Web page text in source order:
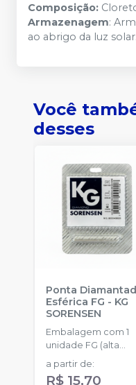
Composição:
Armazenagem:
ao abrigo da luz solar.
Você
desses
Ponta
Esférica FG - KG
SORENSEN
Embalagem com 1
unidade FG (alta
rotação).
a partir de:
R$ 15,70